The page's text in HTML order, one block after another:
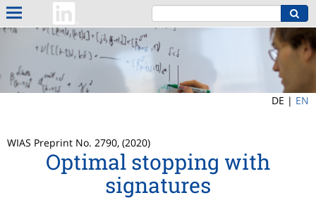
DE | EN
WIAS Preprint No. 2790, (2020)
Optimal stopping with
signatures